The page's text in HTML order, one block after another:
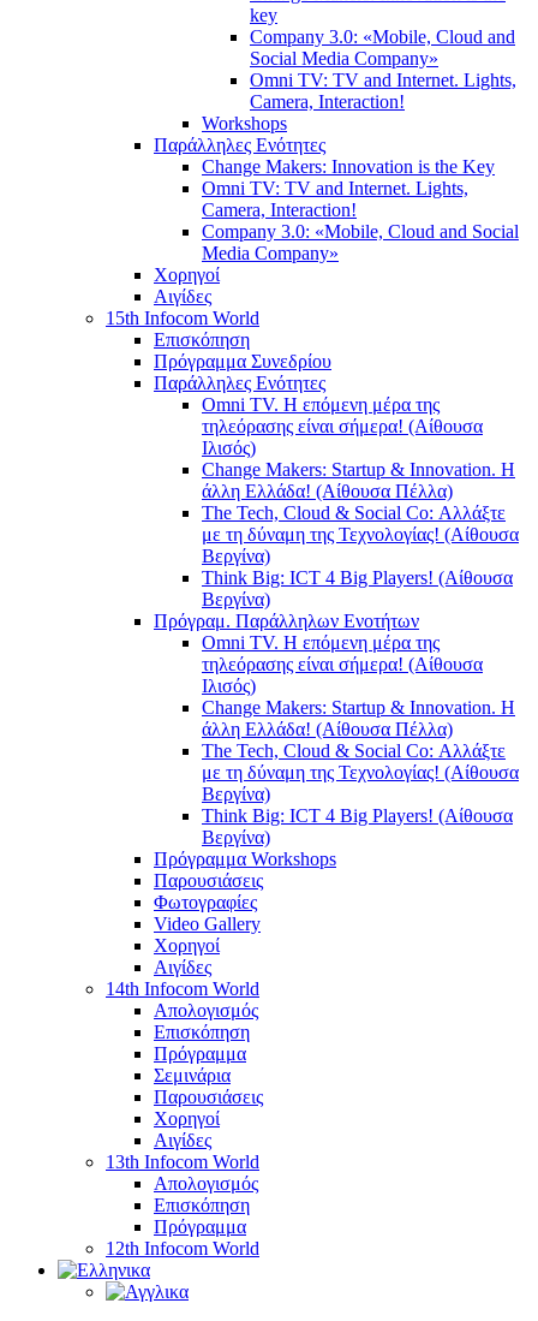
key
Company 3.0: «Mobile, Cloud and
Social Media Company»
Omni TV: TV and Internet. Lights,
Camera, Interaction!
Workshops
Παράλληλες Ενότητες
Change Makers: Innovation is the Key
Omni TV: TV and Internet. Lights,
Camera, Interaction!
Company 3.0: «Mobile, Cloud and Social
Media Company»
Χορηγοί
Αιγίδες
15th Infocom World
Επισκόπηση
Πρόγραμμα Συνεδρίου
Παράλληλες Ενότητες
Omni TV. Η επόμενη μέρα της
τηλεόρασης είναι σήμερα! (Αίθουσα
Ιλισός)
Change Makers: Startup & Innovation. Η
άλλη Ελλάδα! (Αίθουσα Πέλλα)
The Tech, Cloud & Social Co: Αλλάξτε
με τη δύναμη της Τεχνολογίας! (Αίθουσα
Βεργίνα)
Think Big: ICT 4 Big Players! (Αίθουσα
Βεργίνα)
Πρόγραμ. Παράλληλων Ενοτήτων
Omni TV. Η επόμενη μέρα της
τηλεόρασης είναι σήμερα! (Αίθουσα
Ιλισός)
Change Makers: Startup & Innovation. Η
άλλη Ελλάδα! (Αίθουσα Πέλλα)
The Tech, Cloud & Social Co: Αλλάξτε
με τη δύναμη της Τεχνολογίας! (Αίθουσα
Βεργίνα)
Think Big: ICT 4 Big Players! (Αίθουσα
Βεργίνα)
Πρόγραμμα Workshops
Παρουσιάσεις
Φωτογραφίες
Video Gallery
Χορηγοί
Αιγίδες
14th Infocom World
Απολογισμός
Επισκόπηση
Πρόγραμμα
Σεμινάρια
Παρουσιάσεις
Χορηγοί
Αιγίδες
13th Infocom World
Απολογισμός
Επισκόπηση
Πρόγραμμα
12th Infocom World